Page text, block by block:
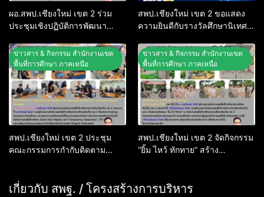
ผอ.สพป.เชียงใหม่ เขต 2 ร่วม
ประชุมเชิงปฏิบัติการพัฒนา
ราชการ สพฐ. ยกระดับ
ประสิทธิภาพการกำกับติดตาม
คุณภาพการศึกษา
สพป.เชียงใหม่ เขต 2 ขอแสดง
ความยินดีกับรางวัลศึกษานิเทศก์
ยอดเยี่ยม ระดับ สพฐ.
ข่าวสาร & กิจกรรม สำนักงานเขต
พื้นที่การศึกษา ภาคเหนือ
สพป.เชียงใหม่ เขต 2 ประชุม
คณะกรรมการกำกับติดตาม
Innovation
ข่าวสาร & กิจกรรม สำนักงานเขต
พื้นที่การศึกษา ภาคเหนือ
สพป.เชียงใหม่ เขต 2 จัดกิจกรรม
“ยิ้ม ไหว้ ทักทาย” สร้าง
ราชการ
เกี่ยวกับ สพฐ. / โครงสร้างการบริหาร